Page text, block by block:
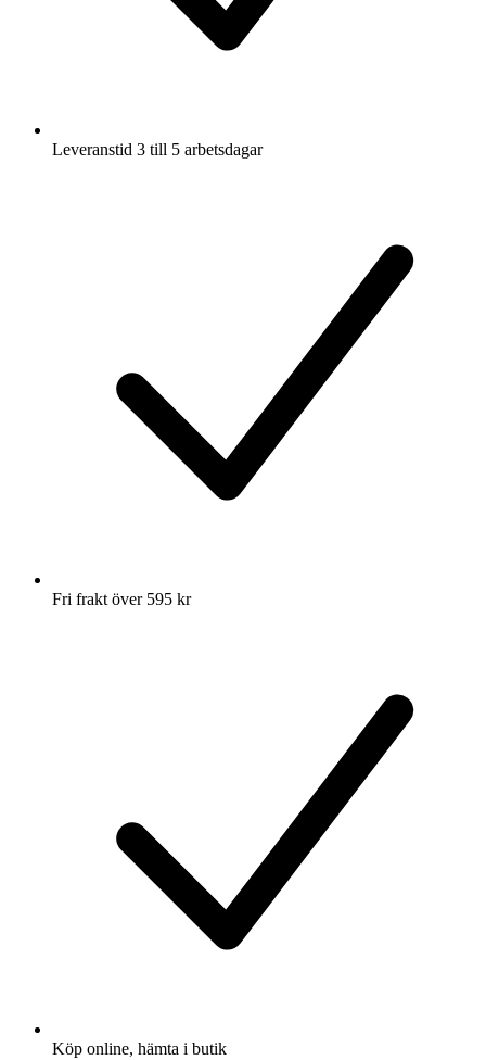
Leveranstid 3 till 5 arbetsdagar
Fri frakt över 595 kr
Köp online, hämta i butik